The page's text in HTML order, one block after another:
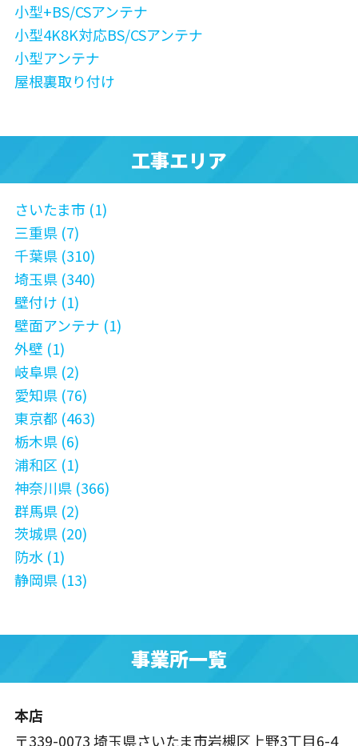
小型+BS/CSアンテナ
小型4K8K対応BS/CSアンテナ
小型アンテナ
屋根裏取り付け
工事エリア
さいたま市 (1)
三重県 (7)
千葉県 (310)
埼玉県 (340)
壁付け (1)
壁面アンテナ (1)
外壁 (1)
岐阜県 (2)
愛知県 (76)
東京都 (463)
栃木県 (6)
浦和区 (1)
神奈川県 (366)
群馬県 (2)
茨城県 (20)
防水 (1)
静岡県 (13)
事業所一覧
本店
〒339-0073 埼玉県さいたま市岩槻区上野3丁目6-4